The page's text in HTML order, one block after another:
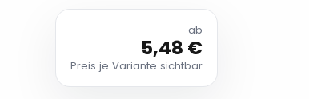
ab
5,48 €
Preis je Variante sichtbar